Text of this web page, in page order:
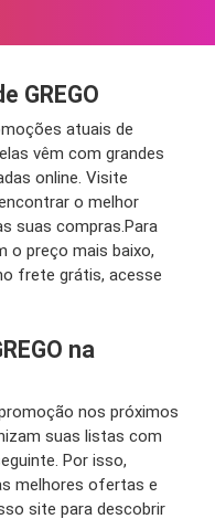
GREGO
atuais de
vêm com grandes
online. Visite
o melhor
suas compras.Para
o preço mais baixo,
frete grátis, acesse
na
nos próximos
suas listas com
Por isso,
melhores ofertas e
site para descobrir